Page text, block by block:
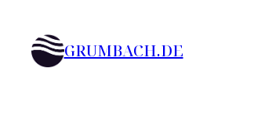
Inhalt
springenGRUMBACH.DE